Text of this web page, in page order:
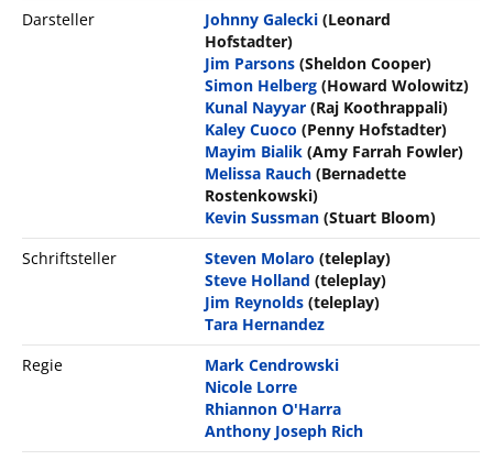
Darsteller
Johnny Galecki (Leonard
Hofstadter)
Jim Parsons (Sheldon Cooper)
Simon Helberg (Howard Wolowitz)
Kunal Nayyar (Raj Koothrappali)
Kaley Cuoco (Penny Hofstadter)
Mayim Bialik (Amy Farrah Fowler)
Melissa Rauch (Bernadette
Rostenkowski)
Kevin Sussman (Stuart Bloom)
Schriftsteller
Steven Molaro (teleplay)
Steve Holland (teleplay)
Jim Reynolds (teleplay)
Tara Hernandez
Regie
Mark Cendrowski
Nicole Lorre
Rhiannon O'Harra
Anthony Joseph Rich